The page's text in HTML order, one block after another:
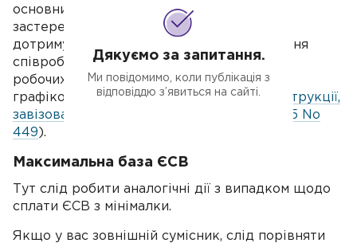
основним місцем працевлаштування дане
застереження немає необхідності
дотримуватись у місяці прийому/звільнення
співробітника, при не відпрацюванні всіх
робочих днів у подібному місяці згідно з
графіком роботи (див. п. 6 ч. 2 розд. ІІІ Інструкції,
завізованої наказом Мінфіну від 20.04.2015 No
449 ).
Максимальна база ЄСВ
Тут слід робити аналогічні дії з випадком щодо
сплати ЄСВ з мінімалки.
Якщо у вас зовнішній сумісник, слід порівняти
Дякуємо за запитання.
Ми повідомимо, коли публікація з
відповіддю з’явиться на сайті.